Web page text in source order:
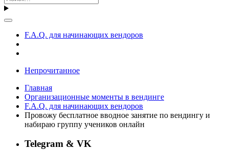
F.A.Q. для начинающих вендоров
Непрочитанное
Главная
Организационные моменты в вендинге
F.A.Q. для начинающих вендоров
Провожу бесплатное вводное занятие по вендингу и
набираю группу учеников онлайн
Telegram & VK